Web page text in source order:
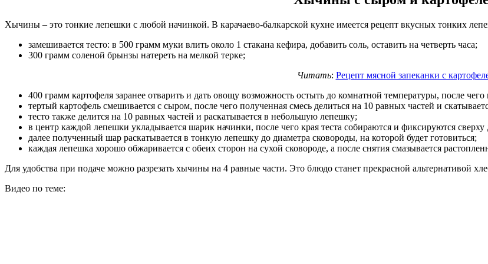
Хычины – это тонкие лепешки с любой начинкой. В карачаево-балкарской кухне имеется рецепт вкусных тонких
замешивается тесто: в 500 грамм муки влить около 1 стакана кефира, добавить соль, оставить на четверть часа;
300 грамм соленой брынзы натереть на мелкой терке;
Читать: Рецепт мясной запеканки с
400 грамм картофеля заранее отварить и дать овощу возможность остыть до комнатной температуры, после чего
тертый картофель смешивается с сыром, после чего полученная смесь делиться на 10 равных частей и
тесто также делится на 10 равных частей и раскатывается в небольшую лепешку;
в центр каждой лепешки укладывается шарик начинки, после чего края теста собираются и фиксируются сверху
далее полученный шар раскатывается в тонкую лепешку до диаметра сковороды, на которой будет готовиться;
каждая лепешка хорошо обжаривается с обеих сторон на сухой сковороде, а после снятия смазывается
Для удобства при подаче можно разрезать хычины на 4 равные части. Это блюдо станет прекрасной альтернативой
Видео по теме: